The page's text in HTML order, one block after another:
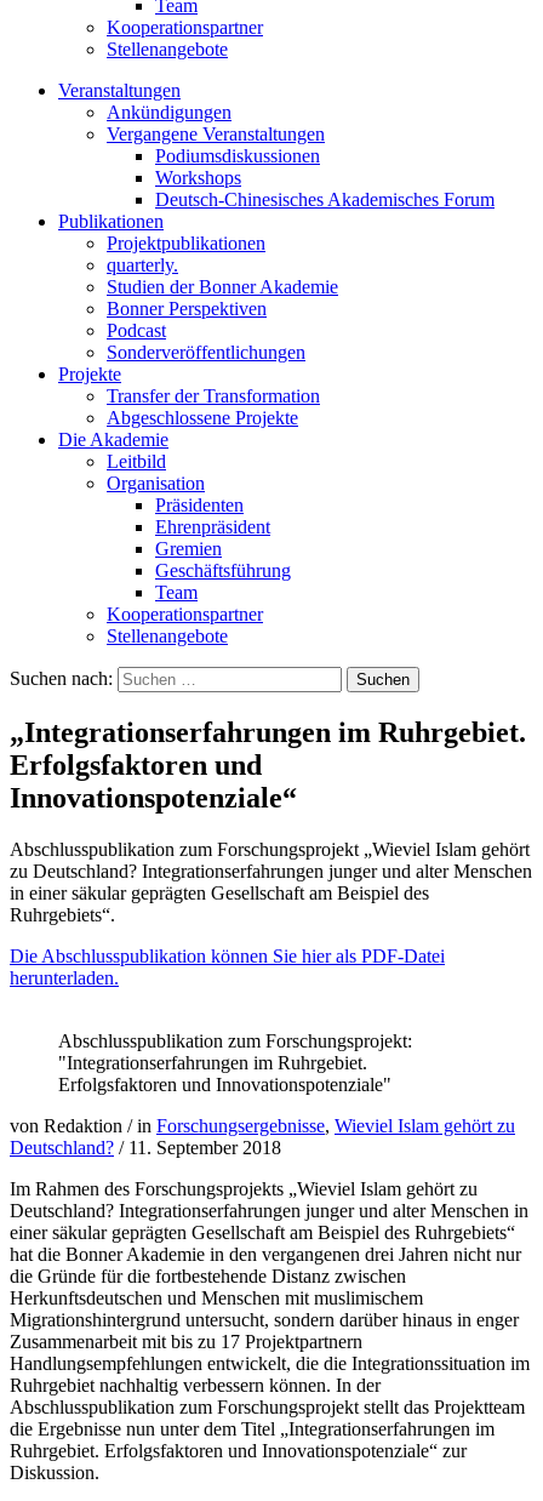
Team
Kooperationspartner
Stellenangebote
Veranstaltungen
Ankündigungen
Vergangene Veranstaltungen
Podiumsdiskussionen
Workshops
Deutsch-Chinesisches Akademisches Forum
Publikationen
Projektpublikationen
quarterly.
Studien der Bonner Akademie
Bonner Perspektiven
Podcast
Sonderveröffentlichungen
Projekte
Transfer der Transformation
Abgeschlossene Projekte
Die Akademie
Leitbild
Organisation
Präsidenten
Ehrenpräsident
Gremien
Geschäftsführung
Team
Kooperationspartner
Stellenangebote
Suchen nach:
„Integrationserfahrungen im Ruhrgebiet.
Erfolgsfaktoren und
Innovationspotenziale“
Abschlusspublikation zum Forschungsprojekt „Wieviel Islam gehört
zu Deutschland? Integrationserfahrungen junger und alter Menschen
in einer säkular geprägten Gesellschaft am Beispiel des
Ruhrgebiets“.
Die Abschlusspublikation können Sie hier als PDF-Datei
herunterladen.
Abschlusspublikation zum Forschungsprojekt:
"Integrationserfahrungen im Ruhrgebiet.
Erfolgsfaktoren und Innovationspotenziale"
von Redaktion /in Forschungsergebnisse, Wieviel Islam gehört zu
Deutschland? / 11. September 2018
Im Rahmen des Forschungsprojekts „Wieviel Islam gehört zu
Deutschland? Integrationserfahrungen junger und alter Menschen in
einer säkular geprägten Gesellschaft am Beispiel des Ruhrgebiets“
hat die Bonner Akademie in den vergangenen drei Jahren nicht nur
die Gründe für die fortbestehende Distanz zwischen
Herkunftsdeutschen und Menschen mit muslimischem
Migrationshintergrund untersucht, sondern darüber hinaus in enger
Zusammenarbeit mit bis zu 17 Projektpartnern
Handlungsempfehlungen entwickelt, die die Integrationssituation im
Ruhrgebiet nachhaltig verbessern können. In der
Abschlusspublikation zum Forschungsprojekt stellt das Projektteam
die Ergebnisse nun unter dem Titel „Integrationserfahrungen im
Ruhrgebiet. Erfolgsfaktoren und Innovationspotenziale“ zur
Diskussion.